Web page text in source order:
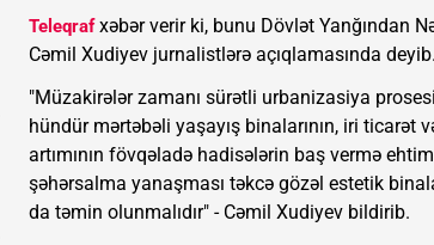
Teleqrafxəbər verir ki, bunu Dövlət Yanğından
Cəmil Xudiyev jurnalistlərə açıqlamasında deyib.
"Müzakirələr zamanı sürətli urbanizasiya
hündür mərtəbəli yaşayış binalarının, iri
artımının fövqəladə hadisələrin baş vermə
şəhərsalma yanaşması təkcə gözəl estetik
da təmin olunmalıdır" - Cəmil Xudiyev bildirib.